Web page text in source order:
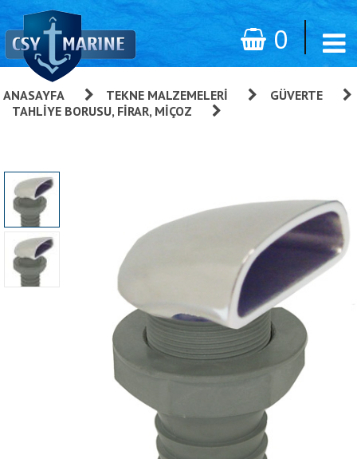
0
ANASAYFA TEKNE MALZEMELERI
GÜVERTE
TAHLIYE BORUSU, FIRAR, MIÇOZ